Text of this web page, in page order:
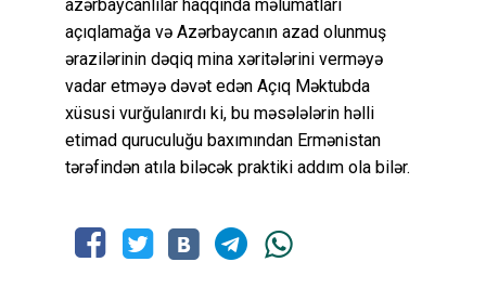
azərbaycanlılar haqqında məlumatları
açıqlamağa və Azərbaycanın azad olunmuş
ərazilərinin dəqiq mina xəritələrini verməyə
vadar etməyə dəvət edən Açıq Məktubda
xüsusi vurğulanırdı ki, bu məsələlərin həlli
etimad quruculuğu baxımından Ermənistan
tərəfindən atıla biləcək praktiki addım ola bilər.